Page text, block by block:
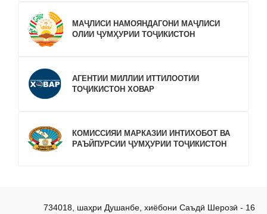
МАҶЛИСИ НАМОЯНДАГОНИ МАҶЛИСИ
ОЛИИ ҶУМҲУРИИ ТОҶИКИСТОН
АГЕНТИИ МИЛЛИИ ИТТИЛООТИИ
ТОҶИКИСТОН ХОВАР
КОМИССИЯИ МАРКАЗИИ ИНТИХОБОТ ВА
РАЪЙПУРСИИ ҶУМҲУРИИ ТОҶИКИСТОН
734018, шаҳри Душанбе, хиёбони Саъдӣ Шерозӣ - 16